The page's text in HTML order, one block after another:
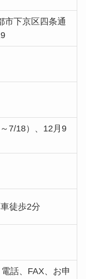
市下京区四条通
7/18）、12月9
徒歩2分
話、FAX、お申